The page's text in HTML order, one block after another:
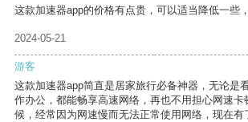
这款加速器app的价格有点贵，可以适当降低一些
2024-05-21
游客
这款加速器app简直是居家旅行必备神器，无论是
作办公，都能畅享高速网络，再也不用担心网速卡
候，经常因为网速慢而无法正常使用网络，现在有